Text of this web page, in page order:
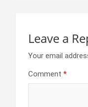
Leave a
Your email
Comment *